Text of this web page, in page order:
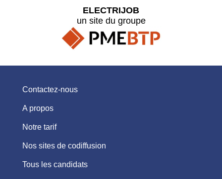
ELECTRIJOB
un site du groupe
Contactez-nous
A propos
Notre tarif
Nos sites de codiffusion
Tous les candidats